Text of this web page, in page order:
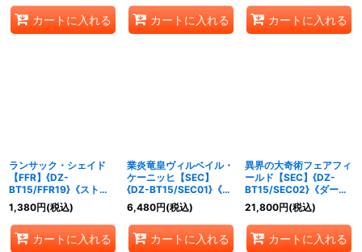
カートに入れる カートに入れる カートに入れる
ランサック・シェイド
【FFR】{DZ-
BT15/FFR19}《ストイ
ケイア》
1,380円(税込)
カートに入れる
業炎竜皇ヴィルベイル・
ケーニッヒ【SEC】
{DZ-BT15/SEC01}《ド
ラゴンエンパイア》
6,480円(税込)
カートに入れる
異界の大奇術フェアフィ
ールド【SEC】{DZ-
BT15/SEC02}《ダーク
ステイツ》
21,800円(税込)
カートに入れる